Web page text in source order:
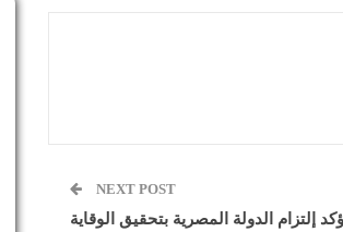
NEXT POST
إلتزام الدولة المصرية بتحقيق الوقاية